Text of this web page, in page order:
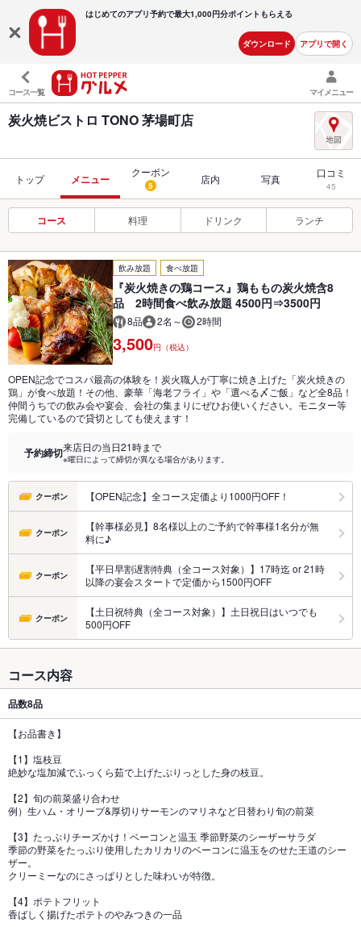
はじめてのアプリ予約で最大1,000円分ポイントもらえる
ダウンロード アプリで開く
コース一覧 マイメニュー
炭火焼ビストロ TONO 茅場町店
トップ メニュー
クーポン
5 店内 写真 口コミ
45
コース 料理 ドリンク ランチ
飲み放題 食べ放題
『炭火焼きの鶏コース』鶏ももの炭火焼含8
品 2時間食べ飲み放題 4500円⇒3500円
8品 2名～ 2時間
3,500円（税込）
OPEN記念でコスパ最高の体験を！炭火職人が丁寧に焼き上げた「炭火焼きの
鶏」が食べ放題！その他、豪華「海老フライ」や「選べる〆ご飯」など全8品！
仲間うちでの飲み会や宴会、会社の集まりにぜひお使いください。モニター等
完備しているので貸切としても使えます！
予約締切来店日の当日21時まで
※曜日によって締切が異なる場合があります。
クーポン 【OPEN記念】全コース定価より1000円OFF！
クーポン
【幹事様必見】8名様以上のご予約で幹事様1名分が無
料に♪
クーポン
【平日早割遅割特典（全コース対象）】17時迄 or 21時
以降の宴会スタートで定価から1500円OFF
クーポン
【土日祝特典（全コース対象）】土日祝日はいつでも
500円OFF
コース内容
品数8品
【お品書き】
【1】塩枝豆
絶妙な塩加減でふっくら茹で上げたぷりっとした身の枝豆。
【2】旬の前菜盛り合わせ
例）生ハム・オリーブ&厚切りサーモンのマリネなど日替わり旬の前菜
【3】たっぷりチーズかけ！ベーコンと温玉 季節野菜のシーザーサラダ
季節の野菜をたっぷり使用したカリカリのベーコンに温玉をのせた王道のシー
ザー。
クリーミーなのにさっぱりとした味わいが特徴。
【4】ポテトフリット
香ばしく揚げたポテトのやみつきの一品